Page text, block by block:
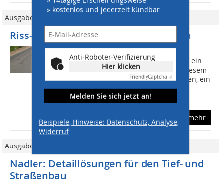
» kostenlos und jederzeit kündbar
Anti-Roboter-Verifizierung
Hier klicken
FriendlyCaptcha ⇗
Melden Sie sich jetzt an!
Beispiele, Hinweise: Datenschutz, Analyse,
Widerruf
Ausgabe 10/2015
Riss-Sanierung im Asphaltstraßenbau
Die bundesdeutschen
Verkehrsflächenbefestigungen stellen ein
enormes Anlagevermögen dar. Aus diesem
Grund sollte es im Interesse aller liegen, ein
solches Kapital über einen möglichst
langen...
mehr
Ausgabe 02/2016
Nadler: Detaillösungen für den Tief- und
Straßenbau